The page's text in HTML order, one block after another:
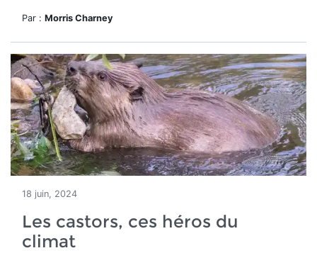
Par : Morris Charney
18 juin, 2024
Les castors, ces héros du
climat